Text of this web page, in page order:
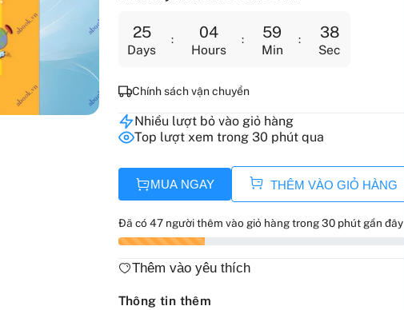
25
Days
04
Hours
59
Min
36
Sec
Chính sách vận chuyển
Nhiều lượt bỏ vào giỏ hàng
Top lượt xem trong 30 phút qua
MUA NGAY THÊM VÀO GIỎ HÀNG
Đã có 47 người thêm vào giỏ hàng trong 30 phút gần đây
Thêm vào yêu thích
Thông tin thêm